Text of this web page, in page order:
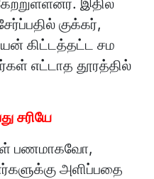
இதில்
குக்கர்,
கிட்டத்தட்ட சம
எட்டாத தூரத்தில்
சரியே
பணமாகவோ,
அளிப்பதை